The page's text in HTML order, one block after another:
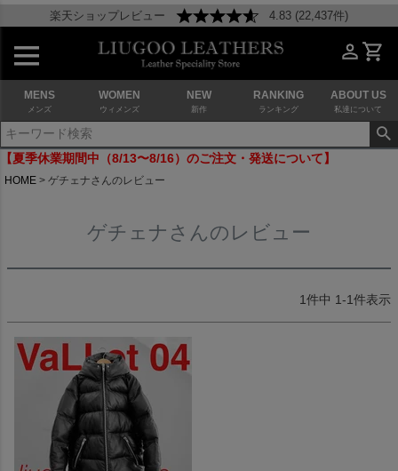
楽天ショップレビュー 4.83 (22,437件)
MENS
メンズ
WOMEN
ウィメンズ
NEW
新作
RANKING
ランキング
ABOUT US
私達について
【夏季休業期間中（8/13〜8/16）のご注文・発送について】
HOME ゲチェナさんのレビュー
ゲチェナさんのレビュー
1件中 1-1件表示